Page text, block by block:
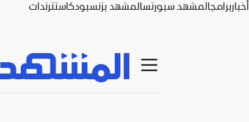
أخباربرامجالمشهد سبورتسالمشهد بزنسبودكاستترندات